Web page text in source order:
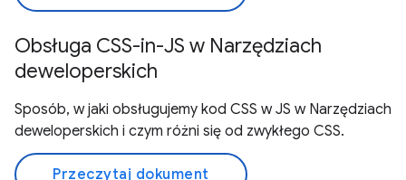
Obsługa CSS-in-JS w Narzędziach
deweloperskich
Sposób, w jaki obsługujemy kod CSS w JS w Narzędziach
deweloperskich i czym różni się od zwykłego CSS.
Przeczytaj dokument